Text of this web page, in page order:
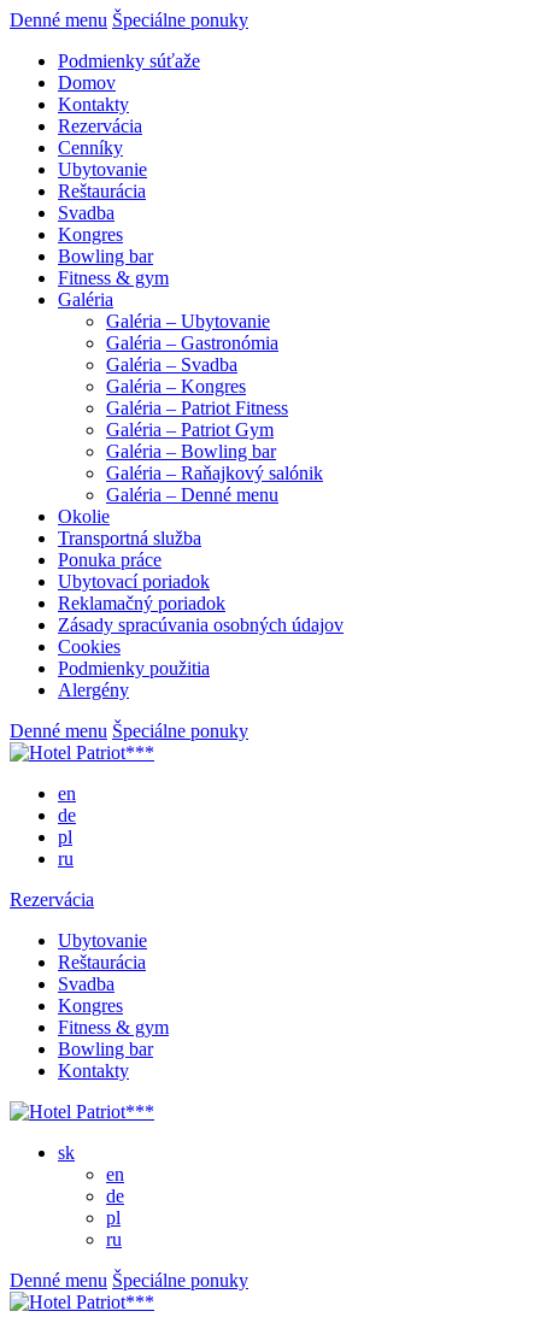
Denné menu Špeciálne ponuky
Podmienky súťaže
Domov
Kontakty
Rezervácia
Cenníky
Ubytovanie
Reštaurácia
Svadba
Kongres
Bowling bar
Fitness & gym
Galéria
Galéria – Ubytovanie
Galéria – Gastronómia
Galéria – Svadba
Galéria – Kongres
Galéria – Patriot Fitness
Galéria – Patriot Gym
Galéria – Bowling bar
Galéria – Raňajkový salónik
Galéria – Denné menu
Okolie
Transportná služba
Ponuka práce
Ubytovací poriadok
Reklamačný poriadok
Zásady spracúvania osobných údajov
Cookies
Podmienky použitia
Alergény
Denné menu Špeciálne ponuky
en
de
pl
ru
Rezervácia
Ubytovanie
Reštaurácia
Svadba
Kongres
Fitness & gym
Bowling bar
Kontakty
sk
en
de
pl
ru
Denné menu Špeciálne ponuky